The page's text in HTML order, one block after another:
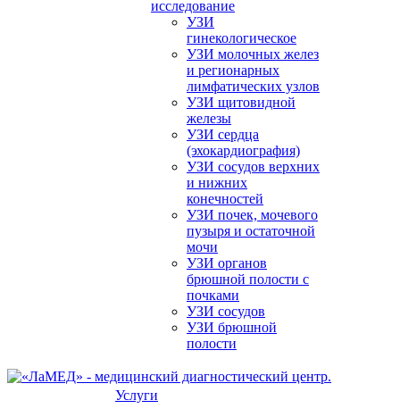
исследование
УЗИ
гинекологическое
УЗИ молочных желез
и регионарных
лимфатических узлов
УЗИ щитовидной
железы
УЗИ сердца
(эхокардиография)
УЗИ сосудов верхних
и нижних
конечностей
УЗИ почек, мочевого
пузыря и остаточной
мочи
УЗИ органов
брюшной полости с
почками
УЗИ сосудов
УЗИ брюшной
полости
Услуги